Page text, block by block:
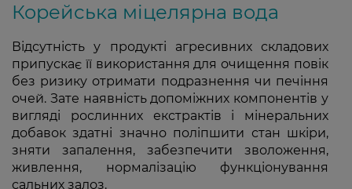
Корейська міцелярна вода
Відсутність у продукті агресивних складових
припускає її використання для очищення повік
без ризику отримати подразнення чи печіння
очей. Зате наявність допоміжних компонентів у
вигляді рослинних екстрактів і мінеральних
добавок здатні значно поліпшити стан шкіри,
зняти запалення, забезпечити зволоження,
живлення, нормалізацію функціонування
сальних залоз.